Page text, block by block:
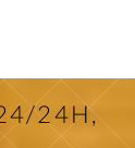
24H,